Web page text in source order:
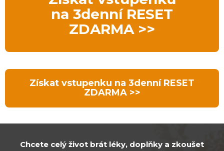
na 3denní RESET
ZDARMA >>
Získat vstupenku na 3denní RESET
ZDARMA >>
Chcete celý život brát léky, doplňky a zkoušet